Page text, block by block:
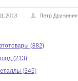
Петр Дружинин
(882)
(213)
(345)